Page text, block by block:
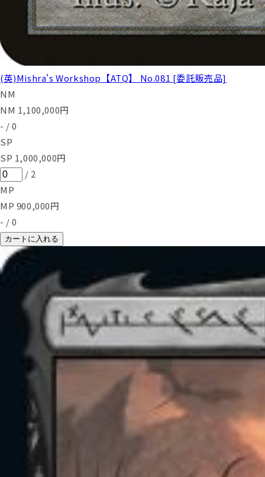
(英)Mishra's Workshop【ATQ】 No.081 [委託販売品]
NM
NM 1,100,000円
- / 0
SP
SP 1,000,000円
/ 2
MP
MP 900,000円
- / 0
カートに入れる